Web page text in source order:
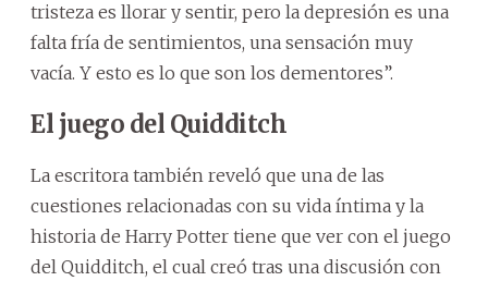
tristeza es llorar y sentir, pero la depresión es una
falta fría de sentimientos, una sensación muy
vacía. Y esto es lo que son los dementores”.
El juego del Quidditch
La escritora también reveló que una de las
cuestiones relacionadas con su vida íntima y la
historia de Harry Potter tiene que ver con el juego
del Quidditch, el cual creó tras una discusión con